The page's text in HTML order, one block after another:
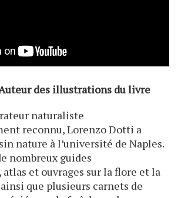
des illustrations du livre
naturaliste
reconnu, Lorenzo Dotti a
nature à l’université de Naples.
nombreux guides
et ouvrages sur la flore et la
que plusieurs carnets de